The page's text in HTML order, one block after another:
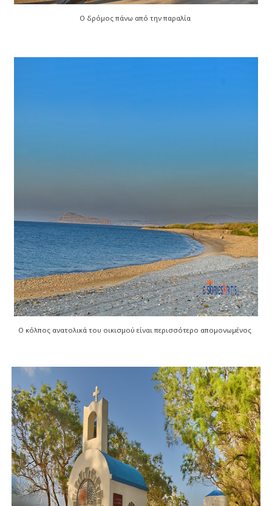
Ο δρόμος πάνω από την παραλία
Ο κόλπος ανατολικά του οικισμού είναι περισσότερο απομονωμένος